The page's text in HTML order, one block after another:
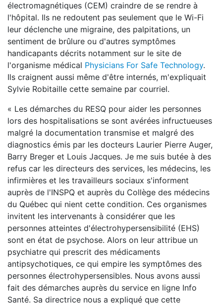
électromagnétiques (CEM) craindre de se rendre à
l'hôpital. Ils ne redoutent pas seulement que le Wi-Fi
leur déclenche une migraine, des palpitations, un
sentiment de brûlure ou d'autres symptômes
handicapants décrits notamment sur le site de
l'organisme médical Physicians For Safe Technology.
Ils craignent aussi même d'être internés, m'expliquait
Sylvie Robitaille cette semaine par courriel.
« Les démarches du RESQ pour aider les personnes
lors des hospitalisations se sont avérées infructueuses
malgré la documentation transmise et malgré des
diagnostics émis par les docteurs Laurier Pierre Auger,
Barry Breger et Louis Jacques. Je me suis butée à des
refus car les directeurs des services, les médecins, les
infirmières et les travailleurs sociaux s'informent
auprès de l'INSPQ et auprès du Collège des médecins
du Québec qui nient cette condition. Ces organismes
invitent les intervenants à considérer que les
personnes atteintes d'électrohypersensibilité (EHS)
sont en état de psychose. Alors on leur attribue un
psychiatre qui prescrit des médicaments
antipsychotiques, ce qui empire les symptômes des
personnes électrohypersensibles. Nous avons aussi
fait des démarches auprès du service en ligne Info
Santé. Sa directrice nous a expliqué que cette